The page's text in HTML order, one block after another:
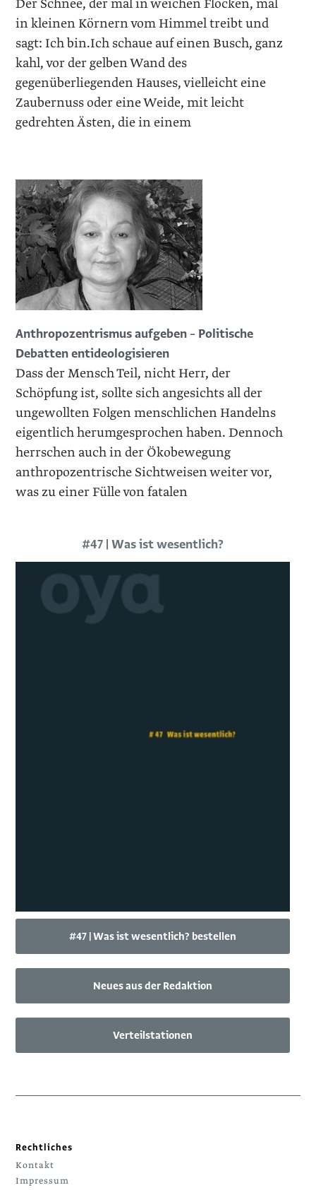
Der Schnee, der mal in weichen Flocken, mal
in kleinen Körnern vom Himmel treibt und
sagt: Ich bin.Ich schaue auf einen Busch, ganz
kahl, vor der gelben Wand des
gegenüberliegenden Hauses, vielleicht eine
Zaubernuss oder eine Weide, mit leicht
gedrehten Ästen, die in einem
Anthropozentrismus aufgeben – Politische
Debatten entideologisieren
Dass der Mensch Teil, nicht Herr, der
Schöpfung ist, sollte sich angesichts all der
ungewollten Folgen menschlichen Handelns
eigentlich herumgesprochen haben. Dennoch
herrschen auch in der Ökobewegung
anthropozentrische Sichtweisen weiter vor,
was zu einer Fülle von fatalen
#47 | Was ist wesentlich?
#47 | Was ist wesentlich? bestellen
Neues aus der Redaktion
Verteilstationen
Rechtliches
Kontakt
Impressum